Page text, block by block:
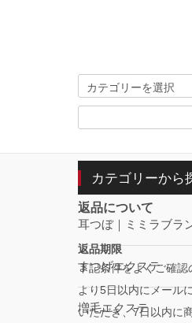
カテゴリーから
耳つぼ｜ミミラブラ
まつげエクステ
増毛エクステ
返品について
返品期限
下記条件をよくご確認
より5日以内にメール
いただき、7日以内に